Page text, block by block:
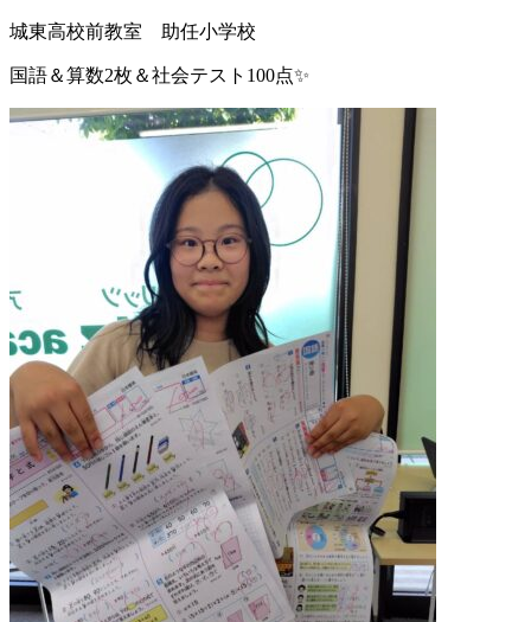
城東高校前教室 助任小学校
国語＆算数2枚＆社会テスト100点✨